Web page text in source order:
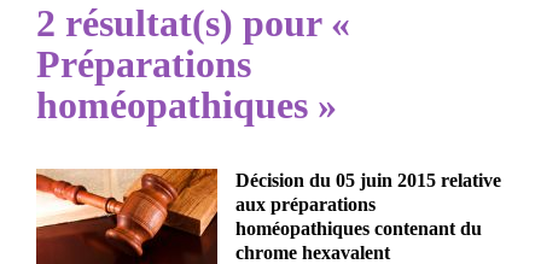
2 résultat(s) pour «
Préparations
homéopathiques »
Décision du 05 juin 2015 relative
aux préparations
homéopathiques contenant du
chrome hexavalent